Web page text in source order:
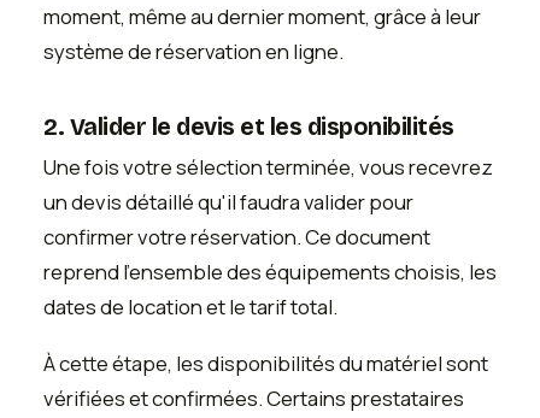
moment, même au dernier moment, grâce à leur
système de réservation en ligne.
2. Valider le devis et les disponibilités
Une fois votre sélection terminée, vous recevrez
un devis détaillé qu'il faudra valider pour
confirmer votre réservation. Ce document
reprend l'ensemble des équipements choisis, les
dates de location et le tarif total.
À cette étape, les disponibilités du matériel sont
vérifiées et confirmées. Certains prestataires